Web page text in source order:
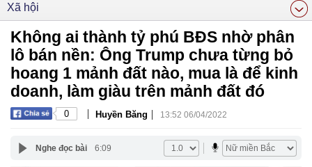
Xã hội
Không ai thành tỷ phú BĐS nhờ phân
lô bán nền: Ông Trump chưa từng bỏ
hoang 1 mảnh đất nào, mua là để kinh
doanh, làm giàu trên mảnh đất đó
0 | Huyền Băng | 13:52 06/04/2022
Nghe đọc bài 6:09